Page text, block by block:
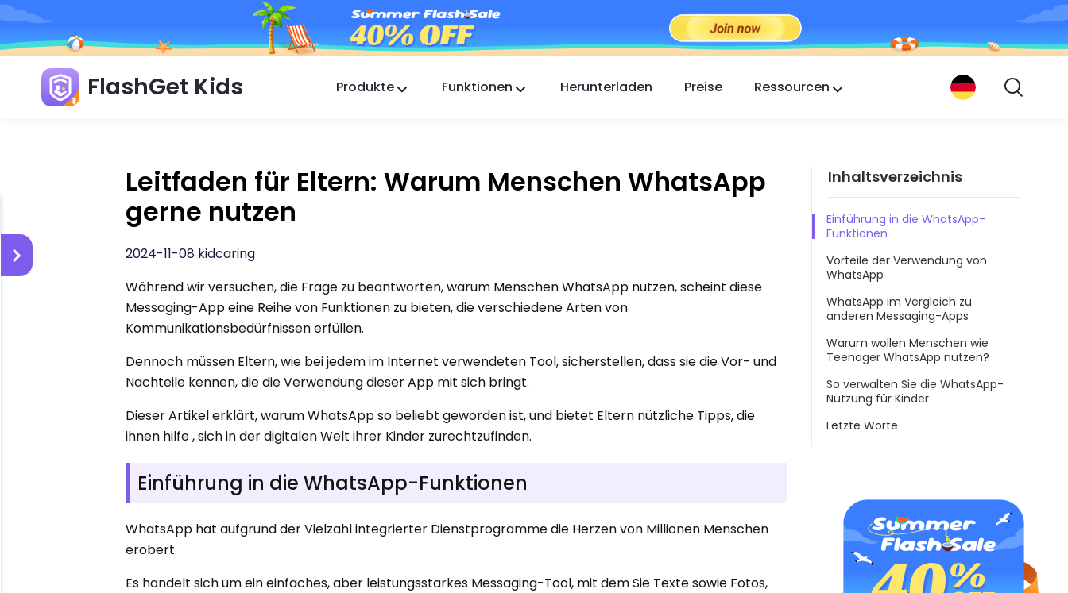
FlashGet Kids Produkte
FlashGet Finder
Funktionen Herunterladen Preise Ressourcen
Leitfaden für Eltern: Warum Menschen WhatsApp
gerne nutzen
2024-11-08 kidcaring
Während wir versuchen, die Frage zu beantworten, warum Menschen WhatsApp nutzen, scheint diese
Messaging-App eine Reihe von Funktionen zu bieten, die verschiedene Arten von
Kommunikationsbedürfnissen erfüllen.
Dennoch müssen Eltern, wie bei jedem im Internet verwendeten Tool, sicherstellen, dass sie die Vor- und
Nachteile kennen, die die Verwendung dieser App mit sich bringt.
Dieser Artikel erklärt, warum WhatsApp so beliebt geworden ist, und bietet Eltern nützliche Tipps, die
ihnen hilfe , sich in der digitalen Welt ihrer Kinder zurechtzufinden.
Einführung in die WhatsApp-Funktionen
WhatsApp hat aufgrund der Vielzahl integrierter Dienstprogramme die Herzen von Millionen Menschen
erobert.
Es handelt sich um ein einfaches, aber leistungsstarkes Messaging-Tool, mit dem Sie Texte sowie Fotos,
Inhaltsverzeichnis
Einführung in die WhatsApp-
Funktionen
Vorteile der Verwendung von
WhatsApp
WhatsApp im Vergleich zu
anderen Messaging-Apps
Warum wollen Menschen wie
Teenager WhatsApp nutzen?
So verwalten Sie die WhatsApp-
Nutzung für Kinder
Letzte Worte